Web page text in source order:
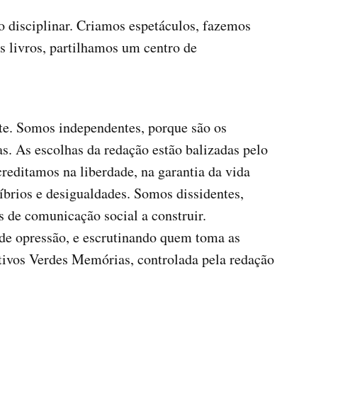
disciplinar. Criamos espetáculos, fazemos
livros, partilhamos um centro de
Somos independentes, porque são os
As escolhas da redação estão balizadas pelo
na liberdade, na garantia da vida
e desigualdades. Somos dissidentes,
de comunicação social a construir.
opressão, e escrutinando quem toma as
Verdes Memórias, controlada pela redação